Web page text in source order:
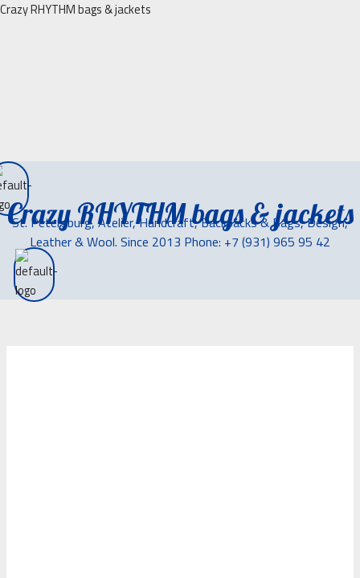
Перейти
Crazy RHYTHM bags & jackets
Crazy RHYTHM bags & jackets
St. Petersburg, Atelier, Handcraft, Backpacks & Bags, Design,
Leather & Wool. Since 2013 Phone: +7 (931) 965 95 42